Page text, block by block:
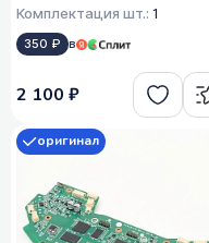
Комплектация шт.: 1
350 ₽ в
2 100 ₽
оригинал